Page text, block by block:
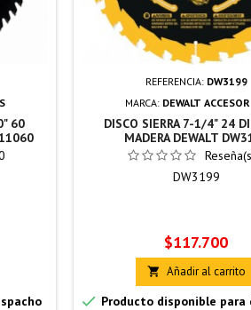
60
REFERENCIA: DW3199
MARCA: DEWALT
DISCO SIERRA 7-1/4" 24
MADERA DEWALT
DW3199
Precio
$117.700
 Añadir al carrito
 Producto disponible para